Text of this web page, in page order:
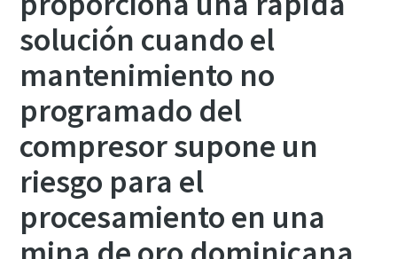
solución cuando el
mantenimiento no
programado del
compresor supone un
riesgo para el
procesamiento en una